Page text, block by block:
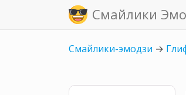
Смайлики
Смайлики-эмодзи →